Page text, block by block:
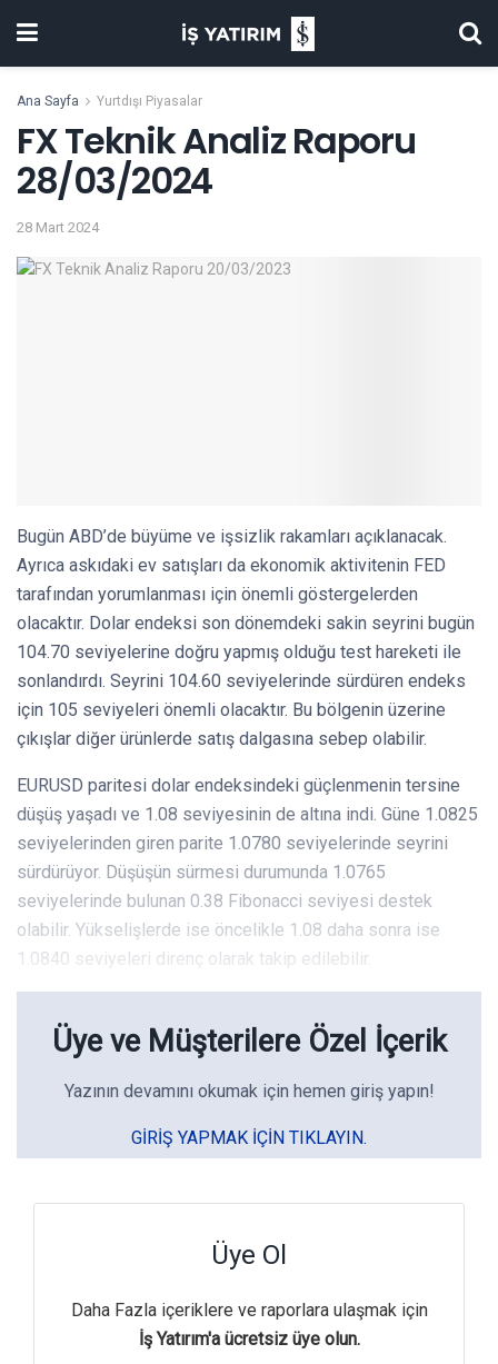
Ana Sayfa Yurtdışı Piyasalar
FX Teknik Analiz Raporu
28/03/2024
28 Mart 2024
Bugün ABD’de büyüme ve işsizlik rakamları açıklanacak.
Ayrıca askıdaki ev satışları da ekonomik aktivitenin FED
tarafından yorumlanması için önemli göstergelerden
olacaktır. Dolar endeksi son dönemdeki sakin seyrini bugün
104.70 seviyelerine doğru yapmış olduğu test hareketi ile
sonlandırdı. Seyrini 104.60 seviyelerinde sürdüren endeks
için 105 seviyeleri önemli olacaktır. Bu bölgenin üzerine
çıkışlar diğer ürünlerde satış dalgasına sebep olabilir.
EURUSD paritesi dolar endeksindeki güçlenmenin tersine
düşüş yaşadı ve 1.08 seviyesinin de altına indi. Güne 1.0825
seviyelerinden giren parite 1.0780 seviyelerinde seyrini
sürdürüyor. Düşüşün sürmesi durumunda 1.0765
seviyelerinde bulunan 0.38 Fibonacci seviyesi destek
olabilir. Yükselişlerde ise öncelikle 1.08 daha sonra ise
1.0840 seviyeleri direnç olarak takip edilebilir.
Üye ve Müşterilere Özel İçerik
Yazının devamını okumak için hemen giriş yapın!
GIRIŞ YAPMAK IÇIN TIKLAYIN.
Üye Ol
Daha Fazla içeriklere ve raporlara ulaşmak için
İş Yatırım'a ücretsiz üye olun.